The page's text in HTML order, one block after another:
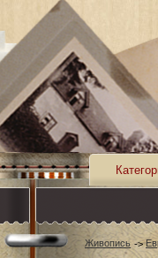
Живопись